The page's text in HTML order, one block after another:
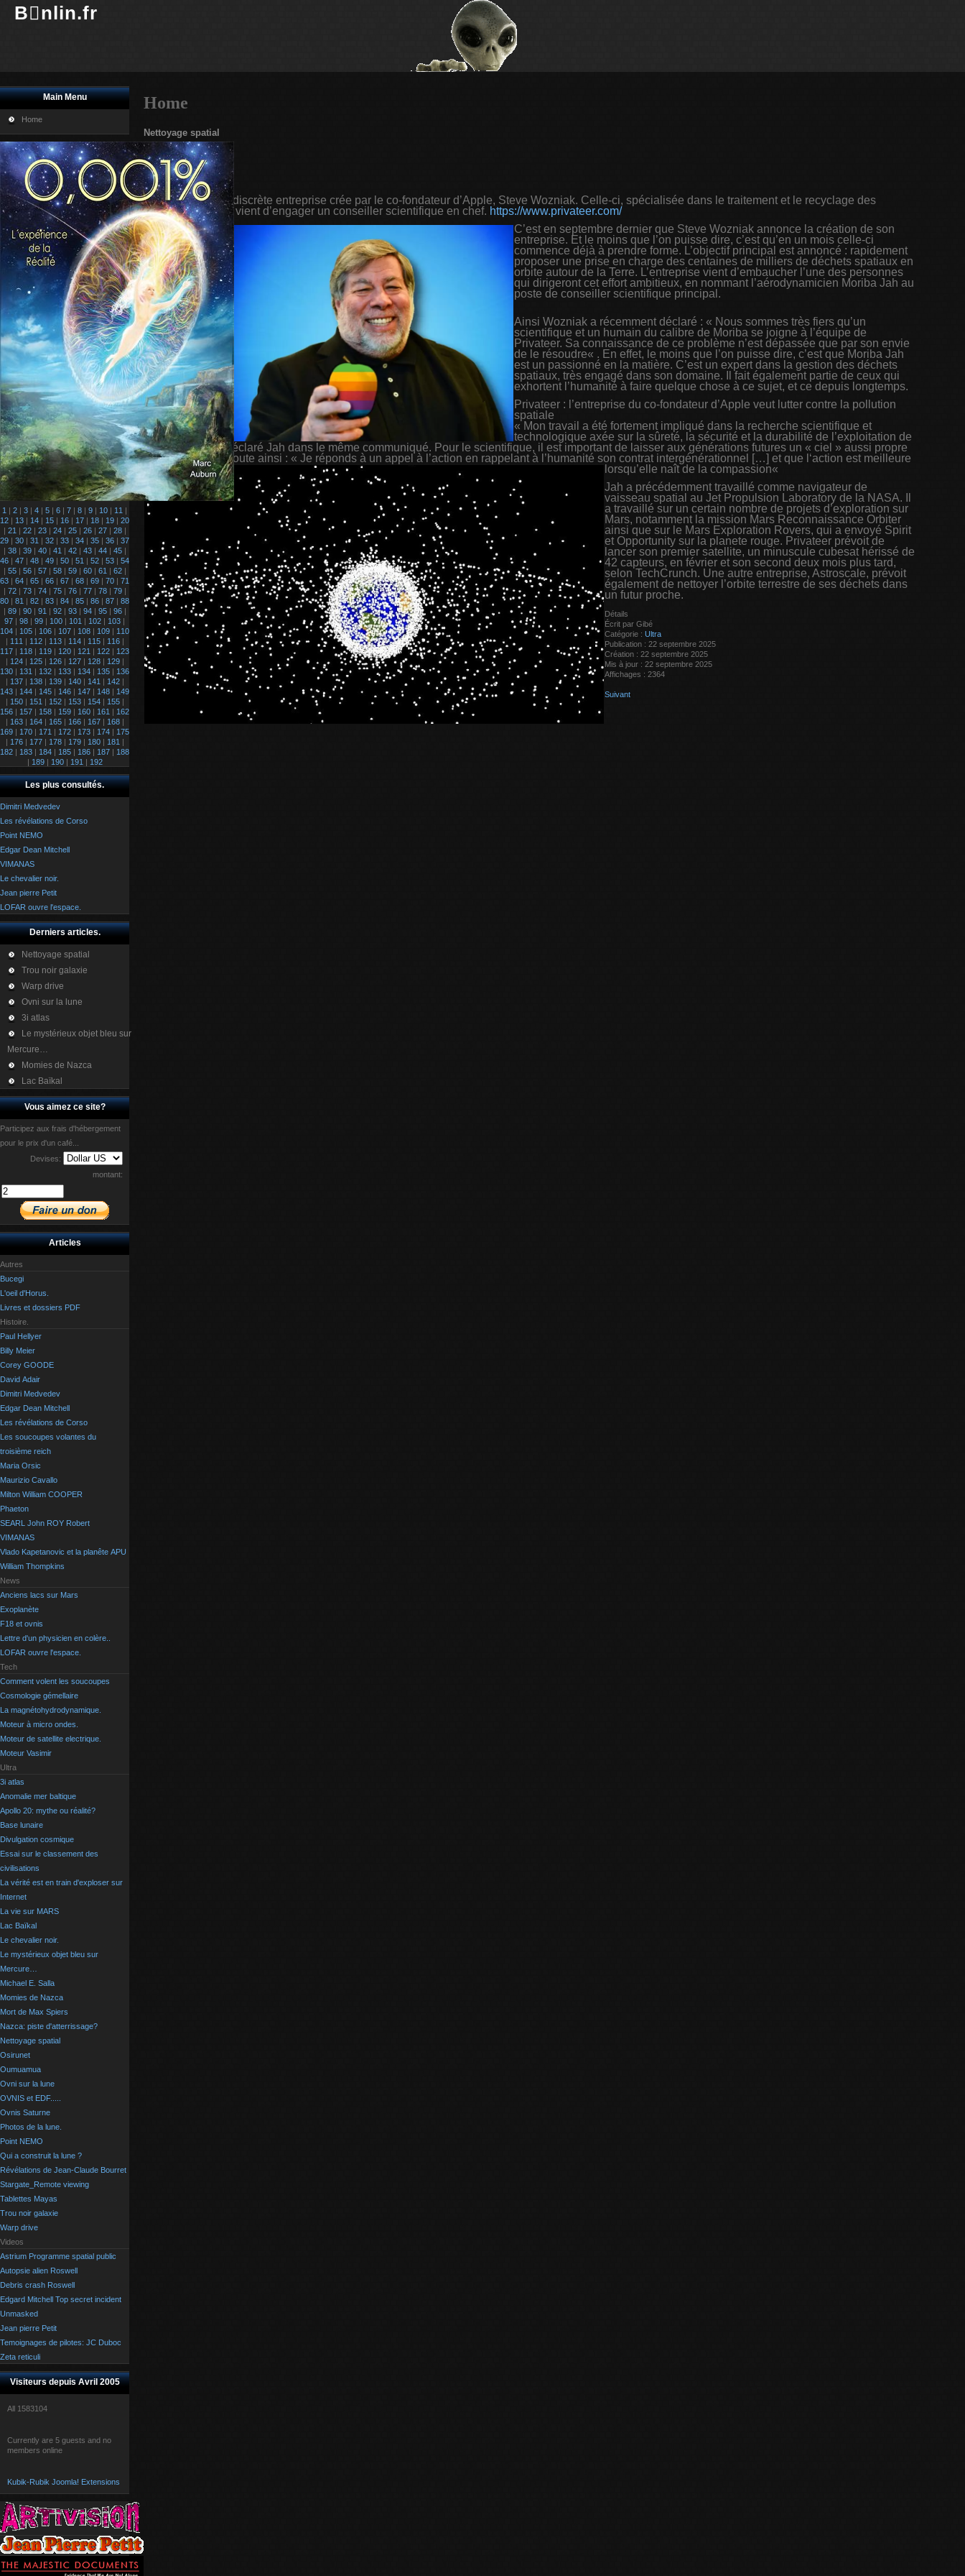
Bnlin.fr
Main Menu
Home
1 | 2 | 3 | 4 | 5 | 6 | 7 | 8 | 9 | 10 | 11 |
12 | 13 | 14 | 15 | 16 | 17 | 18 | 19 | 20
| 21 | 22| 23| 24| 25| 26| 27| 28|
29 | 30 | 31 | 32 | 33 | 34 | 35 | 36 | 37
| 38| 39| 40| 41 | 42| 43| 44| 45|
46 | 47 | 48 | 49 | 50 | 51 | 52 | 53 | 54
| 55| 56| 57| 58| 59| 60| 61 | 62|
63 | 64 | 65 | 66 | 67 | 68 | 69 | 70 | 71
| 72| 73| 74| 75| 76| 77| 78| 79|
80 | 81 | 82 | 83 | 84 | 85 | 86 | 87 | 88
| 89| 90| 91 | 92| 93| 94| 95| 96|
97 | 98 | 99 | 100 | 101 | 102 | 103 |
104 | 105 | 106 | 107 | 108 | 109 | 110
| 111 | 112| 113| 114| 115| 116|
117 | 118 | 119 | 120 | 121 | 122 | 123
| 124| 125| 126| 127| 128| 129|
130 | 131 | 132 | 133 | 134 | 135 | 136
| 137| 138| 139| 140| 141 | 142|
143 | 144 | 145 | 146 | 147 | 148 | 149
| 150| 151 | 152| 153| 154| 155|
156 | 157 | 158 | 159 | 160 | 161 | 162
| 163| 164| 165| 166| 167| 168|
169 | 170 | 171 | 172 | 173 | 174 | 175
| 176| 177| 178| 179| 180| 181 |
182 | 183 | 184 | 185 | 186 | 187 | 188
| 189| 190| 191 | 192
Les plus consultés.
Dimitri Medvedev
Les révélations de Corso
Point NEMO
Edgar Dean Mitchell
VIMANAS
Le chevalier noir.
Jean pierre Petit
LOFAR ouvre l'espace.
Derniers articles.
Nettoyage spatial
Trou noir galaxie
Warp drive
Ovni sur la lune
3i atlas
Le mystérieux objet bleu sur
Mercure…
Momies de Nazca
Lac Baïkal
Vous aimez ce site?
Participez aux frais d'hébergement
pour le prix d'un café...
Devises:
montant:
Articles
Autres
Bucegi
L'oeil d'Horus.
Livres et dossiers PDF
Histoire.
Paul Hellyer
Billy Meier
Corey GOODE
David Adair
Dimitri Medvedev
Edgar Dean Mitchell
Les révélations de Corso
Les soucoupes volantes du
troisième reich
Maria Orsic
Maurizio Cavallo
Milton William COOPER
Phaeton
SEARL John ROY Robert
VIMANAS
Vlado Kapetanovic et la planête APU
William Thompkins
News
Anciens lacs sur Mars
Exoplanète
F18 et ovnis
Lettre d'un physicien en colère..
LOFAR ouvre l'espace.
Tech
Comment volent les soucoupes
Cosmologie gémellaire
La magnétohydrodynamique.
Moteur à micro ondes.
Moteur de satellite electrique.
Moteur Vasimir
Ultra
3i atlas
Anomalie mer baltique
Apollo 20: mythe ou réalité?
Base lunaire
Divulgation cosmique
Essai sur le classement des
civilisations
La vérité est en train d'exploser sur
Internet
La vie sur MARS
Lac Baïkal
Le chevalier noir.
Le mystérieux objet bleu sur
Mercure…
Michael E. Salla
Momies de Nazca
Mort de Max Spiers
Nazca: piste d'atterrissage?
Nettoyage spatial
Osirunet
Oumuamua
Ovni sur la lune
OVNIS et EDF.....
Ovnis Saturne
Photos de la lune.
Point NEMO
Qui a construit la lune ?
Révélations de Jean-Claude Bourret
Stargate_Remote viewing
Tablettes Mayas
Trou noir galaxie
Warp drive
Videos
Astrium Programme spatial public
Autopsie alien Roswell
Debris crash Roswell
Edgard Mitchell Top secret incident
Unmasked
Jean pierre Petit
Temoignages de pilotes: JC Duboc
Zeta reticuli
Visiteurs depuis Avril 2005
All 1583104
Currently are 5 guests and no
members online
Kubik-Rubik Joomla! Extensions
Home
Nettoyage spatial
Imprimer
E-mail
Privateer est une discrète entreprise crée par le co-fondateur d’Apple, Steve Wozniak. Celle-ci, spécialisée dans le traitement et le recyclage des
déchets spatiaux, vient d’engager un conseiller scientifique en chef. https://www.privateer.com/
C’est en septembre dernier que Steve Wozniak annonce la création de son
entreprise. Et le moins que l’on puisse dire, c’est qu’en un mois celle-ci
commence déjà à prendre forme. L’objectif principal est annoncé : rapidement
proposer une prise en charge des centaines de milliers de déchets spatiaux en
orbite autour de la Terre. L’entreprise vient d’embaucher l’une des personnes
qui dirigeront cet effort ambitieux, en nommant l’aérodynamicien Moriba Jah au
poste de conseiller scientifique principal.
Ainsi Wozniak a récemment déclaré : « Nous sommes très fiers qu’un
scientifique et un humain du calibre de Moriba se joigne à l’équipe de
Privateer. Sa connaissance de ce problème n’est dépassée que par son envie
de le résoudre« . En effet, le moins que l’on puisse dire, c’est que Moriba Jah
est un passionné en la matière. C’est un expert dans la gestion des déchets
spatiaux, très engagé dans son domaine. Il fait également partie de ceux qui
exhortent l’humanité à faire quelque chose à ce sujet, et ce depuis longtemps.
Privateer : l’entreprise du co-fondateur d’Apple veut lutter contre la pollution
spatiale
« Mon travail a été fortement impliqué dans la recherche scientifique et
technologique axée sur la sûreté, la sécurité et la durabilité de l’exploitation de
notre orbite« , a déclaré Jah dans le même communiqué. Pour le scientifique, il est important de laisser aux générations futures un « ciel » aussi propre
que possible. Il ajoute ainsi : « Je réponds à un appel à l’action en rappelant à l’humanité son contrat intergénérationnel […] et que l‘action est meilleure
lorsqu’elle naît de la compassion«
Jah a précédemment travaillé comme navigateur de
vaisseau spatial au Jet Propulsion Laboratory de la NASA. Il
a travaillé sur un certain nombre de projets d’exploration sur
Mars, notamment la mission Mars Reconnaissance Orbiter
ainsi que sur le Mars Exploration Rovers, qui a envoyé Spirit
et Opportunity sur la planete rouge. Privateer prévoit de
lancer son premier satellite, un minuscule cubesat hérissé de
42 capteurs, en février et son second deux mois plus tard,
selon TechCrunch. Une autre entreprise, Astroscale, prévoit
également de nettoyer l’orbite terrestre de ses déchets dans
un futur proche.
Détails
Écrit par Gibé
Catégorie : Ultra
Publication : 22 septembre 2025
Création : 22 septembre 2025
Mis à jour : 22 septembre 2025
Affichages : 2364
Suivant